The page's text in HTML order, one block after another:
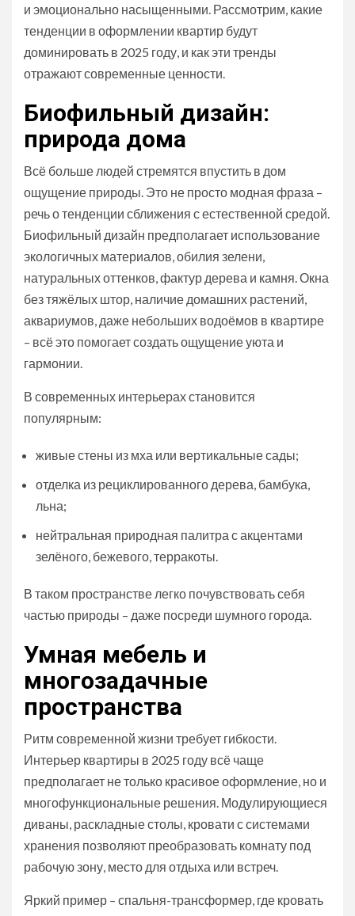
и эмоционально насыщенными. Рассмотрим, какие
тенденции в оформлении квартир будут
доминировать в 2025 году, и как эти тренды
отражают современные ценности.
Биофильный дизайн:
природа дома
Всё больше людей стремятся впустить в дом
ощущение природы. Это не просто модная фраза –
речь о тенденции сближения с естественной средой.
Биофильный дизайн предполагает использование
экологичных материалов, обилия зелени,
натуральных оттенков, фактур дерева и камня. Окна
без тяжёлых штор, наличие домашних растений,
аквариумов, даже небольших водоёмов в квартире
– всё это помогает создать ощущение уюта и
гармонии.
В современных интерьерах становится
популярным:
живые стены из мха или вертикальные сады;
отделка из рециклированного дерева, бамбука,
льна;
нейтральная природная палитра с акцентами
зелёного, бежевого, терракоты.
В таком пространстве легко почувствовать себя
частью природы – даже посреди шумного города.
Умная мебель и
многозадачные
пространства
Ритм современной жизни требует гибкости.
Интерьер квартиры в 2025 году всё чаще
предполагает не только красивое оформление, но и
многофункциональные решения. Модулирующиеся
диваны, раскладные столы, кровати с системами
хранения позволяют преобразовать комнату под
рабочую зону, место для отдыха или встреч.
Яркий пример – спальня-трансформер, где кровать